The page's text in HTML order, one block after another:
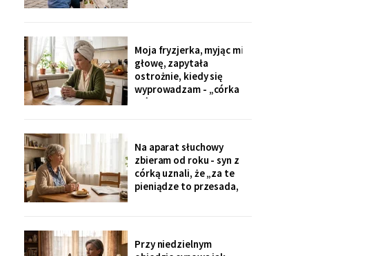
na rynku młodszy mnie
zobaczył, wyrwał jej się z
ręki i przybiegł. Zdążyłam
tylko przytulić.
Moja fryzjerka, myjąc mi
głowę, zapytała
ostrożnie, kiedy się
wyprowadzam - „córka
mówiła u nas w salonie,
czegoś mniejszego".
Niczego nie szukam. Nic
nie sprzedaję.
Na aparat słuchowy
zbieram od roku - syn z
córką uznali, że „za te
pieniądze to przesada,
swobodnie, bo mama i
tak nie słyszy. Słyszę
Przy niedzielnym